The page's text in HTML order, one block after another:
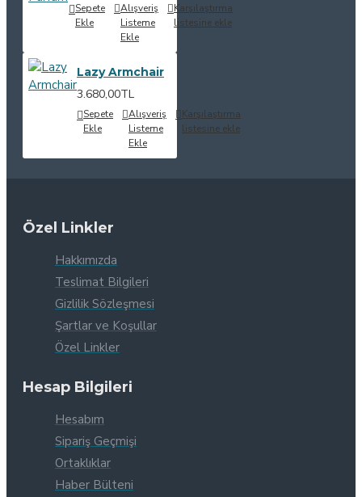
Sepete
Ekle
Alışveriş
Listeme
Ekle
Karşılaştırma
listesine ekle
Lazy Armchair
3.680,00TL
Sepete
Ekle
Alışveriş
Listeme
Ekle
Karşılaştırma
listesine ekle
Özel Linkler
Hakkımızda
Teslimat Bilgileri
Gizlilik Sözleşmesi
Şartlar ve Koşullar
Özel Linkler
Hesap Bilgileri
Hesabım
Sipariş Geçmişi
Ortaklıklar
Haber Bülteni